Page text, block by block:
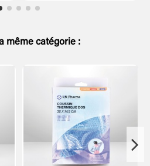
même catégorie :